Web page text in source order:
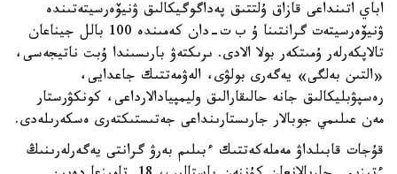
اباي اتىنداعى قازاق ۇلتتىق پەداگوگيكالىق ۋنيۆەرسيتەتىندە
ۋنيۆەرسيتەت گرانتىنا ۇ ب ت-دان كەمىندە 100 بالل جيناعان
تالاپكەرلەر ۇمىتكەر بولا الادى. ىرىكتەۋ بارىسىندا ۇبت ناتيجەسى،
«التىن بەلگى» يەگەرى بولۋى، الەۋمەتتىك جاعدايى،
رەسپۋبليكالىق جانە حالىقارالىق وليمپيادالارداعى، كونكۋرستار
مەن عىلىمي جوبالار جارىستارىنداعى جەتىستىكتەرى ەسكەرىلەدى.
قۇجات قابىلداۋ مەملەكەتتىك ءبىلىم بەرۋ گرانتى يەگەرلەرىنىڭ